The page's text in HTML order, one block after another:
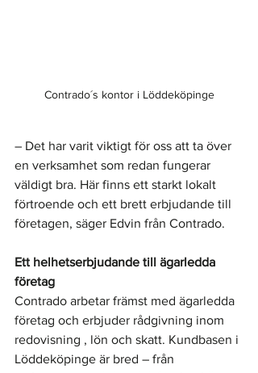
Contrado´s kontor i Löddeköpinge
– Det har varit viktigt för oss att ta över
en verksamhet som redan fungerar
väldigt bra. Här finns ett starkt lokalt
förtroende och ett brett erbjudande till
företagen, säger Edvin från Contrado.
Ett helhetserbjudande till ägarledda
företag
Contrado arbetar främst med ägarledda
företag och erbjuder rådgivning inom
redovisning , lön och skatt. Kundbasen i
Löddeköpinge är bred – från